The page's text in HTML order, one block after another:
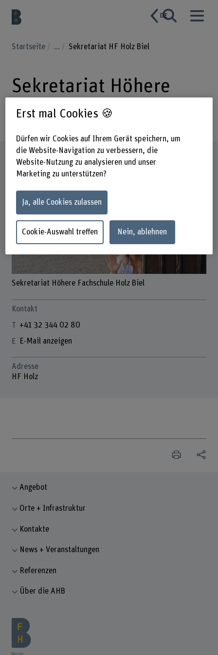
DE
Startseite ... Sekretariat HF Holz Biel
Sekretariat Höhere
Fachschule Holz Biel
Steckbrief
Sekretariat Höhere Fachschule Holz Biel
Kontakt
+41 32 344 02 80
E-Mail anzeigen
Adresse
HF Holz
Angebot
Orte + Infrastruktur
Kontakte
News + Veranstaltungen
Referenzen
Über die AHB
Erst mal Cookies 🍪
Dürfen wir Cookies auf Ihrem Gerät speichern, um
die Website-Navigation zu verbessern, die
Website-Nutzung zu analysieren und unser
Marketing zu unterstützen?
Ja, alle Cookies zulassen
Cookie-Auswahl treffen Nein, ablehnen